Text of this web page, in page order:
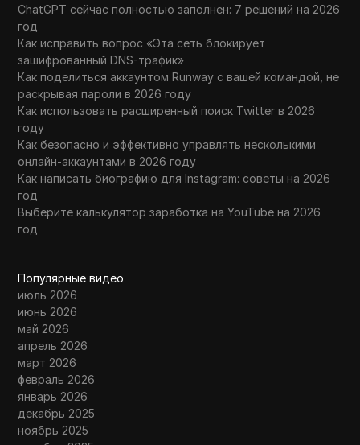
ChatGPT сейчас полностью заполнен: 7 решений на 2026
год
Как исправить вопрос «Эта сеть блокирует
зашифрованный DNS-трафик»
Как поделиться аккаунтом Runway с вашей командой, не
раскрывая пароли в 2026 году
Как использовать расширенный поиск Twitter в 2026
году
Как безопасно и эффективно управлять несколькими
онлайн-аккаунтами в 2026 году
Как написать биографию для Instagram: советы на 2026
год
Выберите калькулятор заработка на YouTube на 2026
год
Популярные видео
июль 2026
июнь 2026
май 2026
апрель 2026
март 2026
февраль 2026
январь 2026
декабрь 2025
ноябрь 2025